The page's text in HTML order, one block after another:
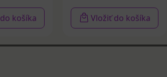
košíka Vložiť do košíka